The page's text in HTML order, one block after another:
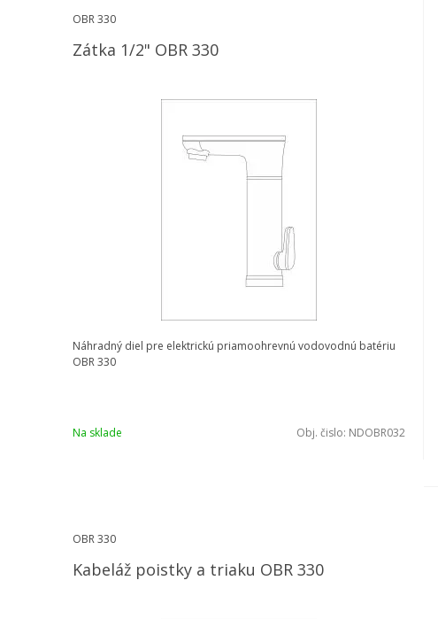
OBR 330
Zátka 1/2" OBR 330
Náhradný diel pre elektrickú priamoohrevnú vodovodnú batériu
OBR 330
Na sklade Obj. čislo: NDOBR032
OBR 330
Kabeláž poistky a triaku OBR 330